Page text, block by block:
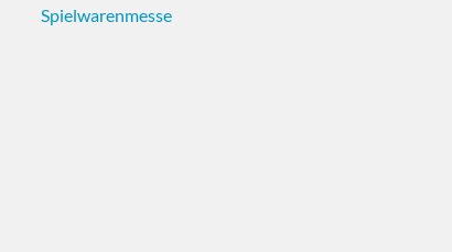
Spielwarenmesse